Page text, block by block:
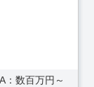
：数百万円～